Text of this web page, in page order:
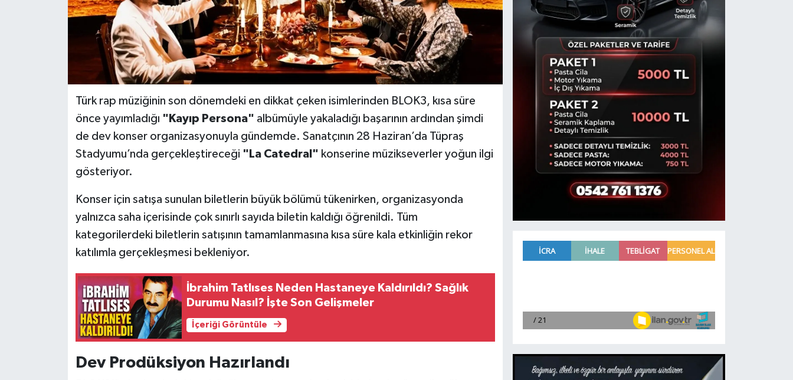
Türk rap müziğinin son dönemdeki en dikkat çeken isimlerinden BLOK3, kısa süre
önce yayımladığı "Kayıp Persona" albümüyle yakaladığı başarının ardından şimdi
de dev konser organizasyonuyla gündemde. Sanatçının 28 Haziran’da Tüpraş
Stadyumu’nda gerçekleştireceği "La Catedral" konserine müzikseverler yoğun ilgi
gösteriyor.
Konser için satışa sunulan biletlerin büyük bölümü tükenirken, organizasyonda
yalnızca saha içerisinde çok sınırlı sayıda biletin kaldığı öğrenildi. Tüm
kategorilerdeki biletlerin satışının tamamlanmasına kısa süre kala etkinliğin rekor
katılımla gerçekleşmesi bekleniyor.
İbrahim Tatlıses Neden Hastaneye Kaldırıldı? Sağlık
Durumu Nasıl? İşte Son Gelişmeler
İçeriği Görüntüle
Dev Prodüksiyon Hazırlandı